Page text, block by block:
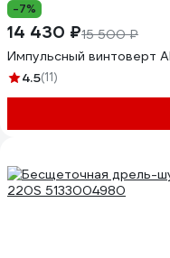
-7%
14 430 ₽15 500 ₽
Импульсный винтоверт
4.5(11)